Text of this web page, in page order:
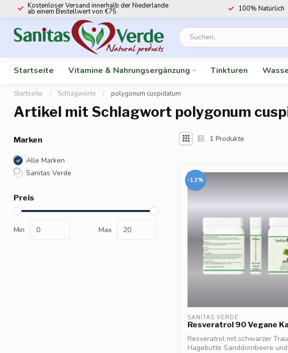
Kostenloser Versand innerhalb der Niederlande
ab einem Bestellwert von €75 100% Natürlich
Startseite Vitamine & Nahrungsergänzung Tinkturen
Startseite / Schlagworte / polygonum cuspidatum
Artikel mit Schlagwort polygonum
Marken
Alle Marken
Sanitas Verde
Preis
Min Max
1 Produkte
-13%
SANITAS VERDE
Resveratrol 90 Vegane
Resveratrol mit schwarzer
Hagebutte Sanddornbeere und